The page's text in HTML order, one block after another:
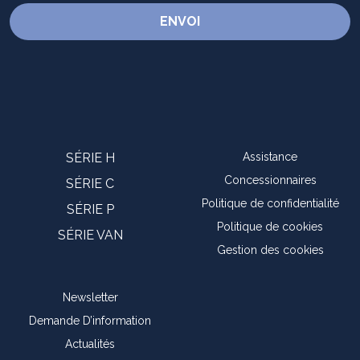
SÉRIE H
SÉRIE C
SÉRIE P
SÉRIE VAN
Assistance
Concessionnaires
Politique de confidentialité
Politique de cookies
Gestion des cookies
Newsletter
Demande D’information
Actualités